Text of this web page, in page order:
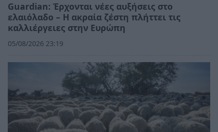
Guardian: Έρχονται νέες αυξήσεις στο
ελαιόλαδο – Η ακραία ζέστη πλήττει τις
καλλιέργειες στην Ευρώπη
05/08/2026 23:19